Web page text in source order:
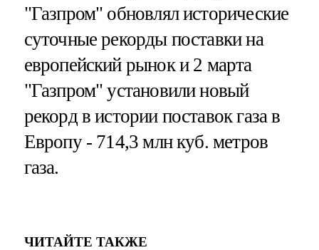
"Газпром" обновлял исторические
суточные рекорды поставки на
европейский рынок и 2 марта
"Газпром" установили новый
рекорд в истории поставок газа в
Европу - 714,3 млн куб. метров
газа.
ЧИТАЙТЕ ТАКЖЕ